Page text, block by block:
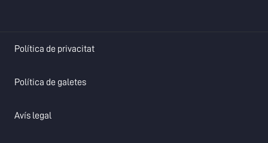
Política de privacitatopens in a new tab
Política de galetesopens in a new tab
Avís legal